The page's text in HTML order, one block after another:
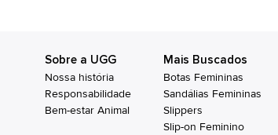
Sobre a UGG
Nossa história
Responsabilidade
Bem-estar Animal
Mais Buscados
Botas Femininas
Sandálias Femininas
Slippers
Slip-on Feminino